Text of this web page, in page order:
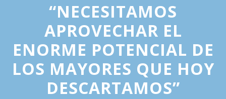
“NECESITAMOS
APROVECHAR EL
ENORME POTENCIAL DE
LOS MAYORES QUE HOY
DESCARTAMOS”